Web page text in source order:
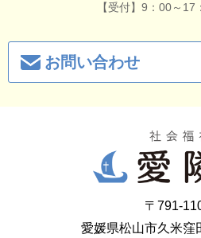
【受付】9：00～17
お問い合わせ
〒791-
愛媛県松山市久米窪